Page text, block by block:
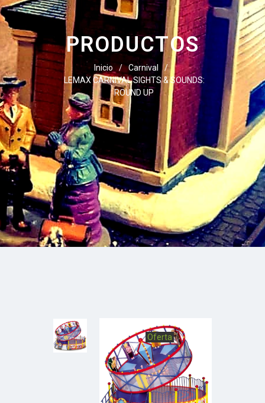
PRODUCTOS
Inicio / Carnival
/
LEMAX CARNIVAL SIGHTS & SOUNDS:
ROUND UP
Oferta